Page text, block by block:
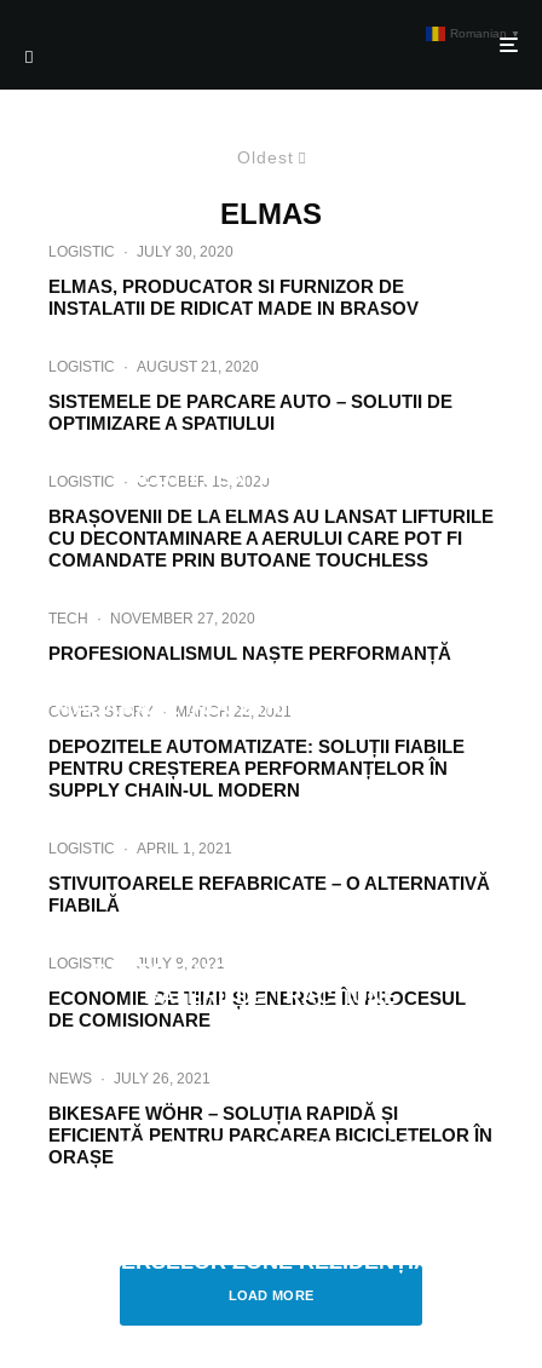
Oldest
ELMAS
LOGISTIC · JULY 30, 2020
ELMAS, PRODUCATOR SI FURNIZOR DE
INSTALATII DE RIDICAT MADE IN BRASOV
LOGISTIC · AUGUST 21, 2020
SISTEMELE DE PARCARE AUTO – SOLUTII DE
OPTIMIZARE A SPATIULUI
SOLUȚII PENTRU CREȘTEREA
LOGISTIC · OCTOBER 15, 2020
BRAȘOVENII DE LA ELMAS AU LANSAT LIFTURILE
CU DECONTAMINARE A AERULUI CARE POT FI
COMANDATE PRIN BUTOANE TOUCHLESS
TECH · NOVEMBER 27, 2020
PROFESIONALISMUL NAȘTE PERFORMANȚĂ
MARCH 3, 2021
MACARALE INDUSTRIALE FABRICATE ÎN
COVER STORY · MARCH 22, 2021
DEPOZITELE AUTOMATIZATE: SOLUȚII FIABILE
PENTRU CREȘTEREA PERFORMANȚELOR ÎN
SUPPLY CHAIN-UL MODERN
LOGISTIC · APRIL 1, 2021
STIVUITOARELE REFABRICATE – O ALTERNATIVĂ
FIABILĂ
STAȚIILE MOBILE DE ÎNCĂRCARE
BATERII DE TRACȚIUNE
LOGISTIC JULY 8, 2021
ECONOMIE DE TIMP ȘI ENERGIE ÎN PROCESUL
DE COMISIONARE
NEWS · JULY 26, 2021
BIKESAFE WÖHR – SOLUȚIA RAPIDĂ ȘI
EFICIENTĂ PENTRU PARCAREA BICICLETELOR ÎN
ORAȘE
MOBILITY NEWS · SEPTEMBER 16, 2021
DIVERSELOR ZONE REZIDENȚIALE
LOAD MORE
Romanian ▼